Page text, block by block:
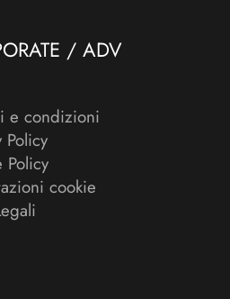
/ ADV
e condizioni
Policy
Policy
cookie